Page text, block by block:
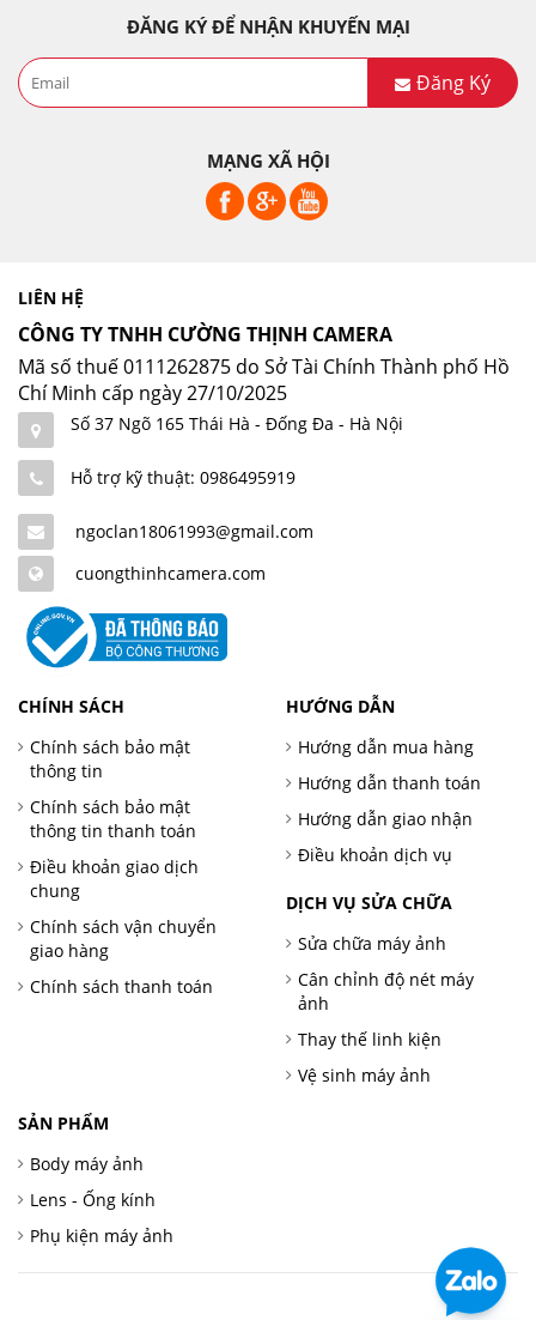
ĐĂNG KÝ ĐỂ NHẬN KHUYẾN MẠI
Đăng Ký
MẠNG XÃ HỘI
LIÊN HỆ
CÔNG TY TNHH CƯỜNG THỊNH CAMERA
Mã số thuế 0111262875 do Sở Tài Chính Thành phố Hồ
Chí Minh cấp ngày 27/10/2025
Số 37 Ngõ 165 Thái Hà - Đống Đa - Hà Nội
Hỗ trợ kỹ thuật: 0986495919
ngoclan18061993@gmail.com
cuongthinhcamera.com
CHÍNH SÁCH
Chính sách bảo mật
thông tin
Chính sách bảo mật
thông tin thanh toán
Điều khoản giao dịch
chung
Chính sách vận chuyển
giao hàng
Chính sách thanh toán
HƯỚNG DẪN
Hướng dẫn mua hàng
Hướng dẫn thanh toán
Hướng dẫn giao nhận
Điều khoản dịch vụ
DỊCH VỤ SỬA CHỮA
Sửa chữa máy ảnh
Cân chỉnh độ nét máy
ảnh
Thay thế linh kiện
Vệ sinh máy ảnh
SẢN PHẨM
Body máy ảnh
Lens - Ống kính
Phụ kiện máy ảnh